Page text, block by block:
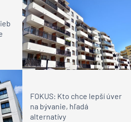
FOKUS: Kto chce lepší úver
na bývanie, hľadá
alternatívy